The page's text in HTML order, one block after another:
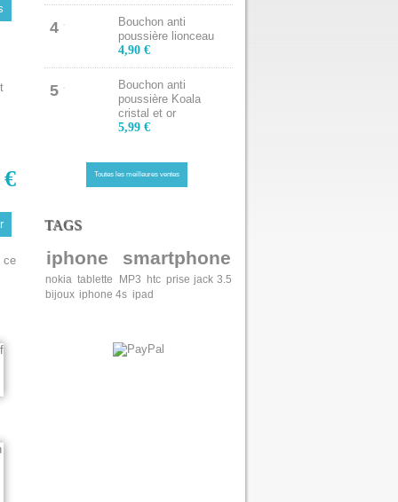
4
Bouchon anti
poussière lionceau
4,90 €
5
Bouchon anti
poussière Koala
cristal et or
5,99 €
Toutes les meilleures ventes
TAGS
iphone smartphone
nokia tablette MP3 htc prise jack 3.5
bijoux iphone 4s ipad